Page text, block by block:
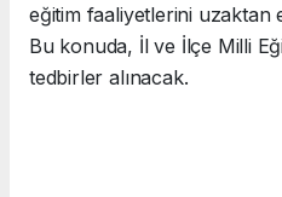
eğitim faaliyetlerini uzaktan
Bu konuda, İl ve İlçe Milli
tedbirler alınacak.